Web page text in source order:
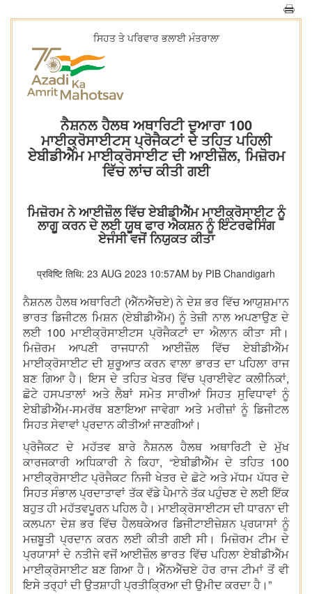
ਸਿਹਤ ਤੇ ਪਰਿਵਾਰ ਭਲਾਈ ਮੰਤਰਾਲਾ
ਨੈਸ਼ਨਲ ਹੈਲਥ ਅਥਾਰਿਟੀ ਦੁਆਰਾ 100
ਮਾਈਕ੍ਰੋਸਾਈਟਸ ਪ੍ਰੋਜੈਕਟਾਂ ਦੇ ਤਹਿਤ ਪਹਿਲੀ
ਏਬੀਡੀਐੱਮ ਮਾਈਕ੍ਰੋਸਾਈਟ ਦੀ ਆਈਜ਼ੌਲ, ਮਿਜ਼ੋਰਮ
ਵਿੱਚ ਲਾਂਚ ਕੀਤੀ ਗਈ
ਮਿਜ਼ੋਰਮ ਨੇ ਆਈਜ਼ੌਲ ਵਿੱਚ ਏਬੀਡੀਐੱਮ ਮਾਈਕ੍ਰੋਸਾਈਟ ਨੂੰ
ਲਾਗੂ ਕਰਨ ਦੇ ਲਈ ਯੂਥ ਫਾਰ ਐਕਸ਼ਨ ਨੂੰ ਇੰਟਰਫੇਸਿੰਗ
ਏਜੰਸੀ ਵਜੋਂ ਨਿਯੁਕਤ ਕੀਤਾ
प्रविष्टि तिथि: 23 AUG 2023 10:57AM by PIB Chandigarh
ਨੈਸ਼ਨਲ ਹੈਲਥ ਅਥਾਰਿਟੀ (ਐੱਨਐੱਚਏ) ਨੇ ਦੇਸ਼ ਭਰ ਵਿੱਚ ਆਯੁਸ਼ਮਾਨ
ਭਾਰਤ ਡਿਜੀਟਲ ਮਿਸ਼ਨ (ਏਬੀਡੀਐੱਮ) ਨੂੰ ਤੇਜ਼ੀ ਨਾਲ ਅਪਣਾਉਣ ਦੇ
ਲਈ 100 ਮਾਈਕ੍ਰੋਸਾਈਟਸ ਪ੍ਰੋਜੈਕਟਾਂ ਦਾ ਐਲਾਨ ਕੀਤਾ ਸੀ।
ਮਿਜ਼ੋਰਮ ਆਪਣੀ ਰਾਜਧਾਨੀ ਆਈਜ਼ੌਲ ਵਿੱਚ ਏਬੀਡੀਐੱਮ
ਮਾਈਕ੍ਰੋਸਾਈਟ ਦੀ ਸ਼ੁਰੂਆਤ ਕਰਨ ਵਾਲਾ ਭਾਰਤ ਦਾ ਪਹਿਲਾ ਰਾਜ
ਬਣ ਗਿਆ ਹੈ। ਇਸ ਦੇ ਤਹਿਤ ਖੇਤਰ ਵਿੱਚ ਪ੍ਰਾਈਵੇਟ ਕਲੀਨਿਕਾਂ,
ਛੋਟੇ ਹਸਪਤਾਲਾਂ ਅਤੇ ਲੈਬਾਂ ਸਮੇਤ ਸਾਰੀਆਂ ਸਿਹਤ ਸੁਵਿਧਾਵਾਂ ਨੂੰ
ਏਬੀਡੀਐੱਮ-ਸਮਰੱਥ ਬਣਾਇਆ ਜਾਵੇਗਾ ਅਤੇ ਮਰੀਜ਼ਾਂ ਨੂੰ ਡਿਜੀਟਲ
ਸਿਹਤ ਸੇਵਾਵਾਂ ਪ੍ਰਦਾਨ ਕੀਤੀਆਂ ਜਾਣਗੀਆਂ।
ਪ੍ਰੋਜੈਕਟ ਦੇ ਮਹੱਤਵ ਬਾਰੇ ਨੈਸ਼ਨਲ ਹੈਲਥ ਅਥਾਰਿਟੀ ਦੇ ਮੁੱਖ
ਕਾਰਜਕਾਰੀ ਅਧਿਕਾਰੀ ਨੇ ਕਿਹਾ, “ਏਬੀਡੀਐੱਮ ਦੇ ਤਹਿਤ 100
ਮਾਈਕ੍ਰੋਸਾਈਟ ਪ੍ਰੋਜੈਕਟ ਨਿਜੀ ਖੇਤਰ ਦੇ ਛੋਟੇ ਅਤੇ ਮੱਧਮ ਪੱਧਰ ਦੇ
ਸਿਹਤ ਸੰਭਾਲ ਪ੍ਰਦਾਤਾਵਾਂ ਤੱਕ ਵੱਡੇ ਪੈਮਾਨੇ ਤੱਕ ਪਹੁੰਚਣ ਦੇ ਲਈ ਇੱਕ
ਬਹੁਤ ਹੀ ਮਹੱਤਵਪੂਰਨ ਪਹਿਲ ਹੈ। ਮਾਈਕ੍ਰੋਸਾਈਟਸ ਦੀ ਧਾਰਨਾ ਦੀ
ਕਲਪਨਾ ਦੇਸ਼ ਭਰ ਵਿੱਚ ਹੈਲਥਕੇਅਰ ਡਿਜੀਟਾਈਜ਼ੇਸ਼ਨ ਪ੍ਰਯਾਸਾਂ ਨੂੰ
ਮਜ਼ਬੂਤੀ ਪ੍ਰਦਾਨ ਕਰਨ ਲਈ ਕੀਤੀ ਗਈ ਸੀ। ਮਿਜ਼ੋਰਮ ਟੀਮ ਦੇ
ਪ੍ਰਯਾਸਾਂ ਦੇ ਨਤੀਜੇ ਵਜੋਂ ਆਈਜ਼ੌਲ ਭਾਰਤ ਵਿੱਚ ਪਹਿਲਾ ਏਬੀਡੀਐੱਮ
ਮਾਈਕ੍ਰੋਸਾਈਟ ਬਣ ਗਿਆ ਹੈ। ਐੱਨਐੱਚਏ ਹੋਰ ਰਾਜ ਟੀਮਾਂ ਤੋਂ ਵੀ
ਇਸੇ ਤਰ੍ਹਾਂ ਦੀ ਉਤਸ਼ਾਹੀ ਪ੍ਰਤੀਕ੍ਰਿਆ ਦੀ ਉਮੀਦ ਕਰਦਾ ਹੈ।”